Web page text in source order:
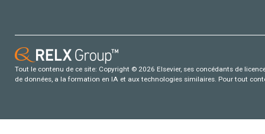
Tout le contenu de ce site: Copyright © 2026 Elsevier, ses concédants de
de données, a la formation en IA et aux technologies similaires. Pour tout